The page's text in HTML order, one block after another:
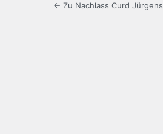
← Zu Nachlass Curd Jürgens